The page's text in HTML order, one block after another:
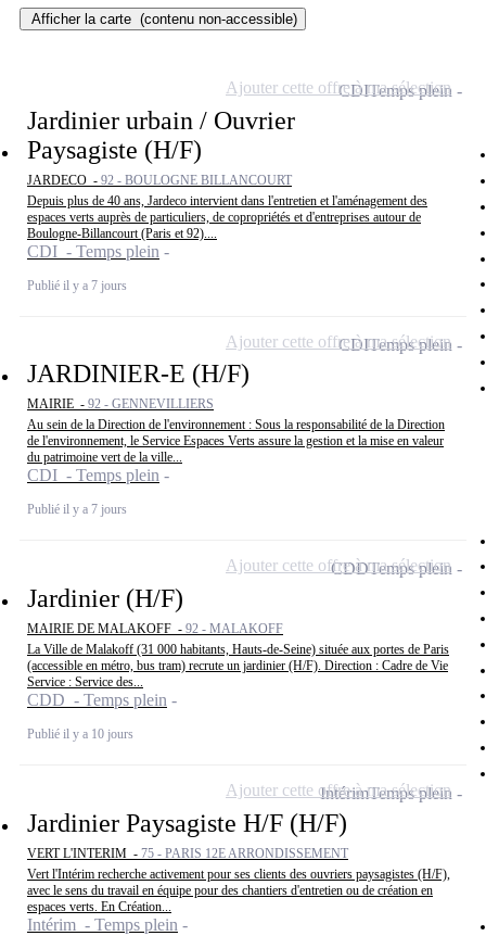
Afficher la carte (contenu non-accessible)
Jardinier urbain / Ouvrier
Paysagiste (H/F)
JARDECO - 92 - BOULOGNE BILLANCOURT
Depuis plus de 40 ans, Jardeco intervient dans l'entretien et l'aménagement des
espaces verts auprès de particuliers, de copropriétés et d'entreprises autour de
Boulogne-Billancourt (Paris et 92)....
CDI - Temps plein
Publié il y a 7 jours
CDITemps plein
Ajouter cette offre à ma sélection
JARDINIER-E (H/F)
MAIRIE - 92 - GENNEVILLIERS
Au sein de la Direction de l'environnement : Sous la responsabilité de la Direction
de l'environnement, le Service Espaces Verts assure la gestion et la mise en valeur
du patrimoine vert de la ville...
CDI - Temps plein
Publié il y a 7 jours
CDITemps plein
Ajouter cette offre à ma sélection
Jardinier (H/F)
MAIRIE DE MALAKOFF - 92 - MALAKOFF
La Ville de Malakoff (31 000 habitants, Hauts-de-Seine) située aux portes de Paris
(accessible en métro, bus tram) recrute un jardinier (H/F). Direction : Cadre de Vie
Service : Service des...
CDD - Temps plein
Publié il y a 10 jours
CDDTemps plein
Ajouter cette offre à ma sélection
Jardinier Paysagiste H/F (H/F)
VERT L'INTERIM - 75 - PARIS 12E ARRONDISSEMENT
Vert l'Intérim recherche activement pour ses clients des ouvriers paysagistes (H/F),
avec le sens du travail en équipe pour des chantiers d'entretien ou de création en
espaces verts. En Création...
Intérim - Temps plein
IntérimTemps plein
Ajouter cette offre à ma sélection